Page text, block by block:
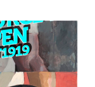
Cálida
Región
de
Murcia
2021